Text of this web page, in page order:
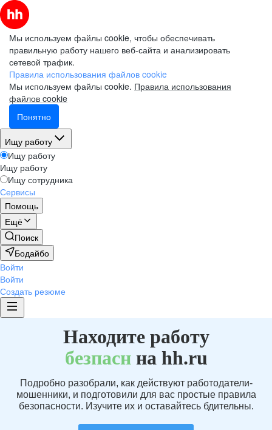
Мы используем файлы cookie, чтобы обеспечивать
правильную работу нашего веб-сайта и анализировать
сетевой трафик.
Правила использования файлов cookie
Мы используем файлы cookie. Правила использования
файлов cookie
Понятно
Ищу работу
Ищу работу
Ищу работу
Ищу сотрудника
Сервисы
Помощь
Ещё
Поиск
Бодайбо
Войти
Войти
Создать резюме
Находите работу
безпаснна hh.ru
Подробно разобрали, как действуют работодатели-
мошенники, и подготовили для вас простые правила
безопасности. Изучите их и оставайтесь бдительны.